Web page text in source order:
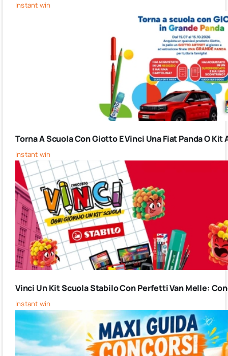
Instant win
Torna A Scuola Con Giotto E Vinci Una Fiat Panda O
Instant win
Vinci Un Kit Scuola Stabilo Con Perfetti Van Melle:
Instant win